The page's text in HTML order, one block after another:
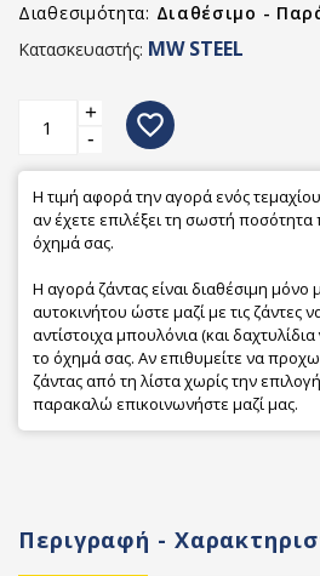
Διαθεσιμότητα: Διαθέσιμο -
Κατασκευαστής: MW STEEL
+
-
favorite_border
Η τιμή αφορά την αγορά ενός
αν έχετε επιλέξει τη σωστή ποσότητα
όχημά σας.
Η αγορά ζάντας είναι διαθέσιμη μόνο
αυτοκινήτου ώστε μαζί με τις ζάντες
αντίστοιχα μπουλόνια (και
το όχημά σας. Αν επιθυμείτε να
ζάντας από τη λίστα χωρίς την
παρακαλώ επικοινωνήστε μαζί μας.
Περιγραφή -